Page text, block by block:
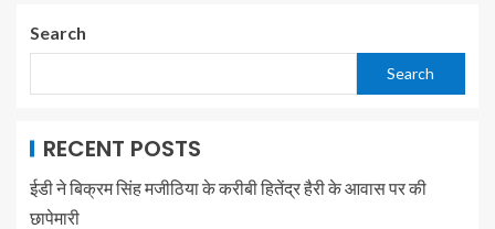
Search
Search
RECENT POSTS
ईडी ने बिक्रम सिंह मजीठिया के करीबी हितेंद्र हैरी के आवास पर की
छापेमारी